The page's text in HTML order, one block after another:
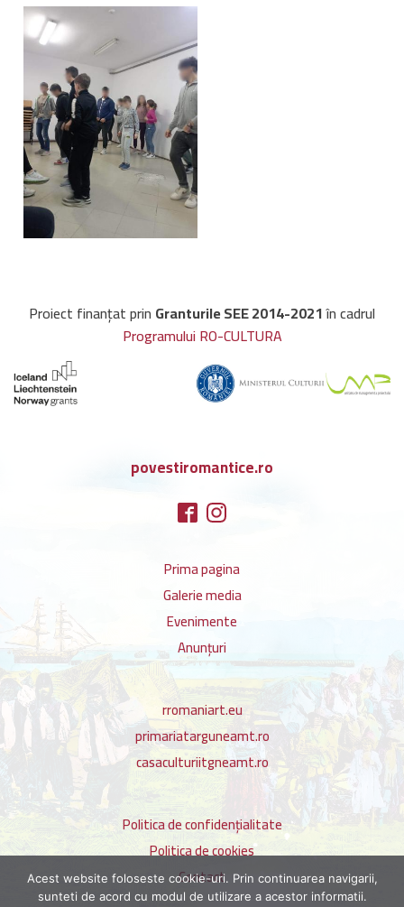
Proiect finanțat prin Granturile SEE 2014-2021în cadrul
Programului RO-CULTURA
povestiromantice.ro
Prima pagina
Galerie media
Evenimente
Anunțuri
rromaniart.eu
primariatarguneamt.ro
casaculturiitgneamt.ro
Politica de confidențialitate
Politica de cookies
Contact
Acest website foloseste cookie-uri. Prin continuarea navigarii,
sunteti de acord cu modul de utilizare a acestor informatii.